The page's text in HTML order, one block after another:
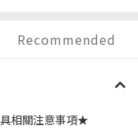
Recommended
相關注意事項★